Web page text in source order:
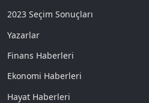
2023 Seçim Sonuçları
Yazarlar
Finans Haberleri
Ekonomi Haberleri
Hayat Haberleri